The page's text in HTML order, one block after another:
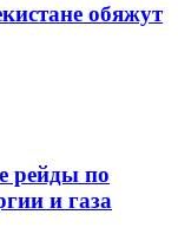
обяжут
рейды по
и газа